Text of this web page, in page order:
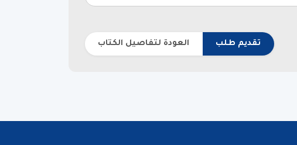
تقديم طلب العودة لتفاصيل الكتاب